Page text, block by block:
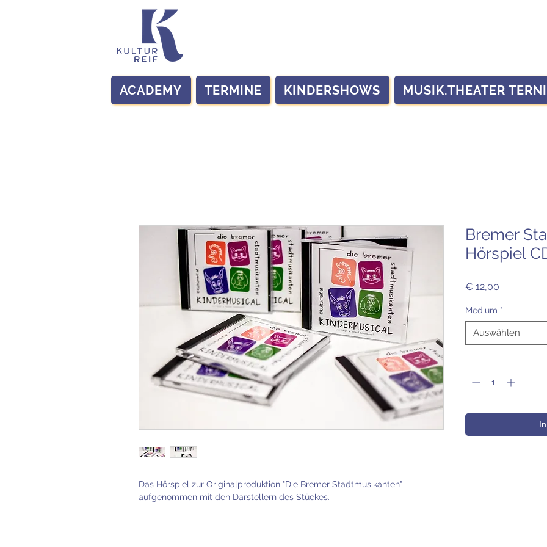
ACADEMY TERMINE KINDERSHOWS MUSIK.THEATER
Das Hörspiel zur Originalproduktion "Die Bremer Stadtmusikanten"
aufgenommen mit den Darstellern des Stückes.
Bremer
Hörspiel
€ 12,00
Medium *
Auswählen